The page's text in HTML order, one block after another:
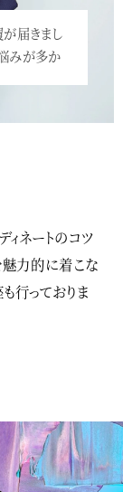
ネートのコツ
魅力的に着こな
行っておりま
届きまし
みが多か
ていますね。震
すが、映画「…